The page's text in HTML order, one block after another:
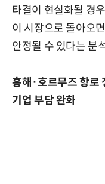
타결이 현실화될 경
이 시장으로 돌아오
안정될 수 있다는 분
홍해·호르무즈 항로
기업 부담 완화